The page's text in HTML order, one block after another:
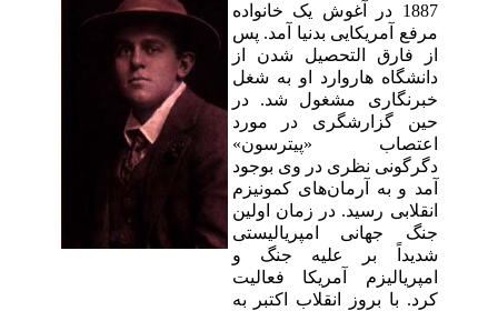
1887 در آغوش يک خانواده
مرفع آمريکايی بدنيا آمد. پس
از فارق التحصيل شدن از
دانشگاه هاروارد او به شغل
خبرنگاری مشغول شد. در
حين گزارشگری در مورد
اعتصاب «پيترسون»
دگرگونی نظری در وی بوجود
آمد و به آرمان‌های کمونيزم
انقلابی رسيد. در زمان اولين
جنگ جهانی امپرياليستی
شديداً بر عليه جنگ و
امپرياليزم آمريکا فعاليت
کرد. با بروز انقلاب اکتبر به